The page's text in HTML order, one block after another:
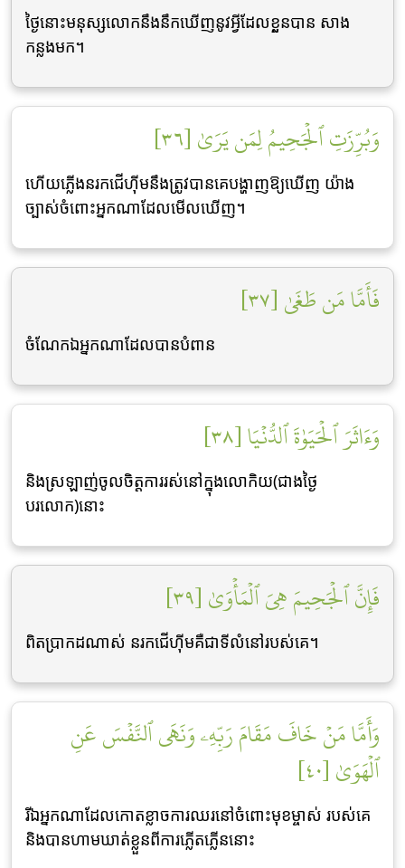
ថ្ងៃនោះមនុស្សលោកនឹងនឹកឃើញនូវអី្វដែលខួ្លនបាន សាង
កន្លងមក។
وَبُرِّزَتِ ٱلۡجَحِيمُ لِمَن يَرَىٰ [٣٦]
ហើយភ្លើងនរកជើហ៊ីមនឹងត្រូវបានគេបង្ហាញឱ្យឃើញ យ៉ាង
ច្បាស់ចំពោះអ្នកណាដែលមើលឃើញ។
فَأَمَّا مَن طَغَىٰ [٣٧]
ចំណែកឯអ្នកណាដែលបានបំពាន
وَءَاثَرَ ٱلۡحَيَوٰةَ ٱلدُّنۡيَا [٣٨]
និងស្រឡាញ់ចូលចិត្ដការរស់នៅក្នុងលោកិយ(ជាងថ្ងៃ
បរលោក)នោះ
فَإِنَّ ٱلۡجَحِيمَ هِيَ ٱلۡمَأۡوَىٰ [٣٩]
ពិតប្រាកដណាស់ នរកជើហ៊ីមគឺជាទីលំនៅរបស់គេ។
وَأَمَّا مَنۡ خَافَ مَقَامَ رَبِّهِۦ وَنَهَى ٱلنَّفۡسَ عَنِ
ٱلۡهَوَىٰ [٤٠]
រីឯអ្នកណាដែលកោតខ្លាចការឈរនៅចំពោះមុខម្ចាស់ របស់គេ
និងបានហាមឃាត់ខ្លួនពីការភ្លើតភ្លើននោះ